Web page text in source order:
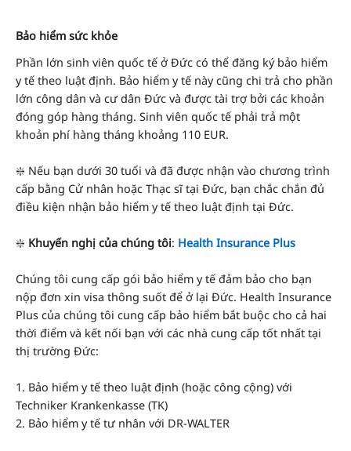
Bảo hiểm sức khỏe
Phần lớn sinh viên quốc tế ở Đức có thể đăng ký bảo hiểm
y tế theo luật định. Bảo hiểm y tế này cũng chi trả cho phần
lớn công dân và cư dân Đức và được tài trợ bởi các khoản
đóng góp hàng tháng. Sinh viên quốc tế phải trả một
khoản phí hàng tháng khoảng 110 EUR.
❇️ Nếu bạn dưới 30 tuổi và đã được nhận vào chương trình
cấp bằng Cử nhân hoặc Thạc sĩ tại Đức, bạn chắc chắn đủ
điều kiện nhận bảo hiểm y tế theo luật định tại Đức.
❇️ Khuyến nghị của chúng tôi: Health Insurance Plus
Chúng tôi cung cấp gói bảo hiểm y tế đảm bảo cho bạn
nộp đơn xin visa thông suốt để ở lại Đức. Health Insurance
Plus của chúng tôi cung cấp bảo hiểm bắt buộc cho cả hai
thời điểm và kết nối bạn với các nhà cung cấp tốt nhất tại
thị trường Đức:
1. Bảo hiểm y tế theo luật định (hoặc công cộng) với
Techniker Krankenkasse (TK)
2. Bảo hiểm y tế tư nhân với DR-WALTER